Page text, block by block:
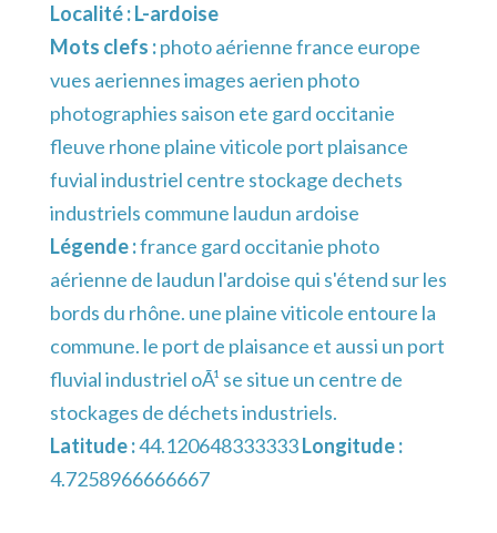
Localité :L-ardoise
Mots clefs :photo aérienne france europe
vues aeriennes images aerien photo
photographies saison ete gard occitanie
fleuve rhone plaine viticole port plaisance
fuvial industriel centre stockage dechets
industriels commune laudun ardoise
Légende :france gard occitanie photo
aérienne de laudun l'ardoise qui s'étend sur les
bords du rhône. une plaine viticole entoure la
commune. le port de plaisance et aussi un port
fluvial industriel oÃ¹ se situe un centre de
stockages de déchets industriels.
Latitude :44.120648333333Longitude :
4.7258966666667